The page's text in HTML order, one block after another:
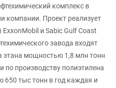
комплекс в
компании. Проект реализует
и Sabic Gulf Coast
завода входят
этана мощностью 1,8 млн тонн
по производству полиэтилена
650 тыс тонн в год каждая и